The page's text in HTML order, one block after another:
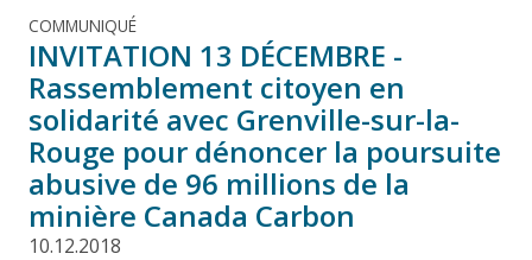
COMMUNIQUÉ
INVITATION 13 DÉCEMBRE -
Rassemblement citoyen en
solidarité avec Grenville-sur-la-
Rouge pour dénoncer la poursuite
abusive de 96 millions de la
minière Canada Carbon
10.12.2018